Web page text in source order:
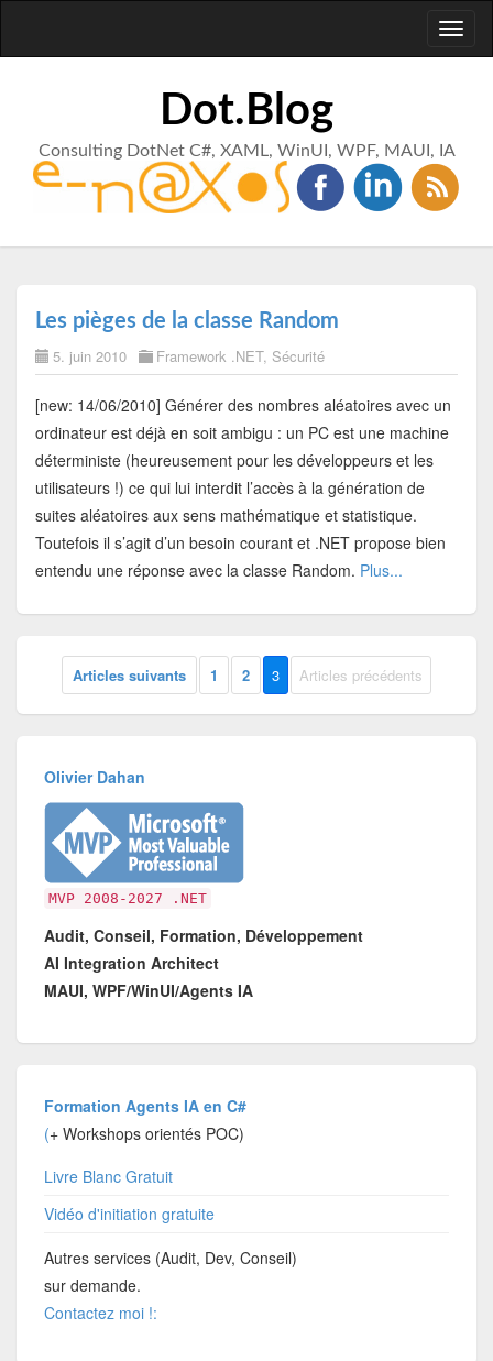
Dot.Blog
Consulting DotNet C#, XAML, WinUI, WPF, MAUI, IA
Les pièges de la classe Random
5. juin 2010 Framework .NET, Sécurité
[new: 14/06/2010] Générer des nombres aléatoires avec un
ordinateur est déjà en soit ambigu : un PC est une machine
déterministe (heureusement pour les développeurs et les
utilisateurs !) ce qui lui interdit l’accès à la génération de
suites aléatoires aux sens mathématique et statistique.
Toutefois il s’agit d’un besoin courant et .NET propose bien
entendu une réponse avec la classe Random. Plus...
Articles suivants 1 2 3 Articles précédents
Olivier Dahan
MVP 2008-2027 .NET
Audit, Conseil, Formation, Développement
AI Integration Architect
MAUI, WPF/WinUI/Agents IA
Formation Agents IA en C#
(+ Workshops orientés POC)
Livre Blanc Gratuit
Vidéo d'initiation gratuite
Autres services (Audit, Dev, Conseil)
sur demande.
Contactez moi !: